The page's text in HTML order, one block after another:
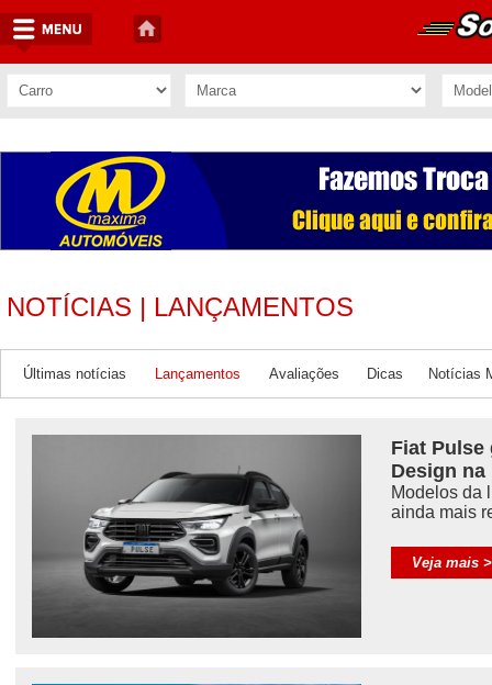
NOTÍCIAS | LANÇAMENTOS
Últimas notícias Lançamentos Avaliações Dicas Notícias
Fiat Pulse
Design na
Modelos da
ainda mais
Veja mais